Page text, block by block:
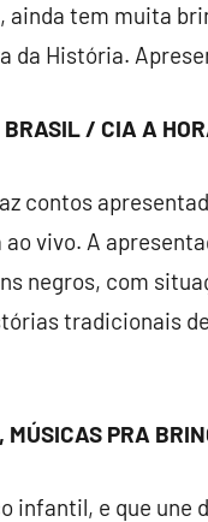
ainda tem muita
da História.
/ CIA A
contos
vivo. A
negros, com
tradicionais
PRA
infantil, e que